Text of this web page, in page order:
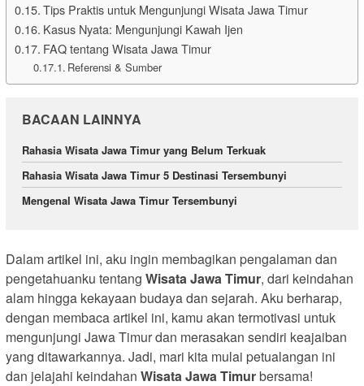
Tips Praktis untuk Mengunjungi Wisata Jawa Timur
Kasus Nyata: Mengunjungi Kawah Ijen
FAQ tentang Wisata Jawa Timur
Referensi & Sumber
BACAAN LAINNYA
Rahasia Wisata Jawa Timur yang Belum Terkuak
Rahasia Wisata Jawa Timur 5 Destinasi Tersembunyi
Mengenal Wisata Jawa Timur Tersembunyi
Dalam artikel ini, aku ingin membagikan pengalaman dan
pengetahuanku tentang Wisata Jawa Timur, dari keindahan
alam hingga kekayaan budaya dan sejarah. Aku berharap,
dengan membaca artikel ini, kamu akan termotivasi untuk
mengunjungi Jawa Timur dan merasakan sendiri keajaiban
yang ditawarkannya. Jadi, mari kita mulai petualangan ini
dan jelajahi keindahan Wisata Jawa Timurbersama!